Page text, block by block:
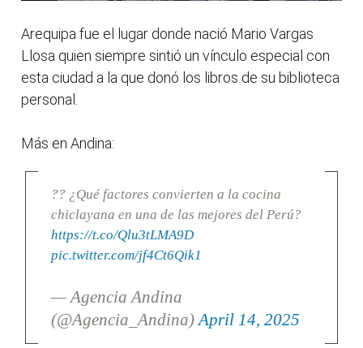
Arequipa fue el lugar donde nació Mario Vargas
Llosa quien siempre sintió un vínculo especial con
esta ciudad a la que donó los libros de su biblioteca
personal.
Más en Andina:
?? ¿Qué factores convierten a la cocina
chiclayana en una de las mejores del Perú?
https://t.co/Qlu3tLMA9D
pic.twitter.com/jf4Ct6Qik1
— Agencia Andina
(@Agencia_Andina)April 14, 2025